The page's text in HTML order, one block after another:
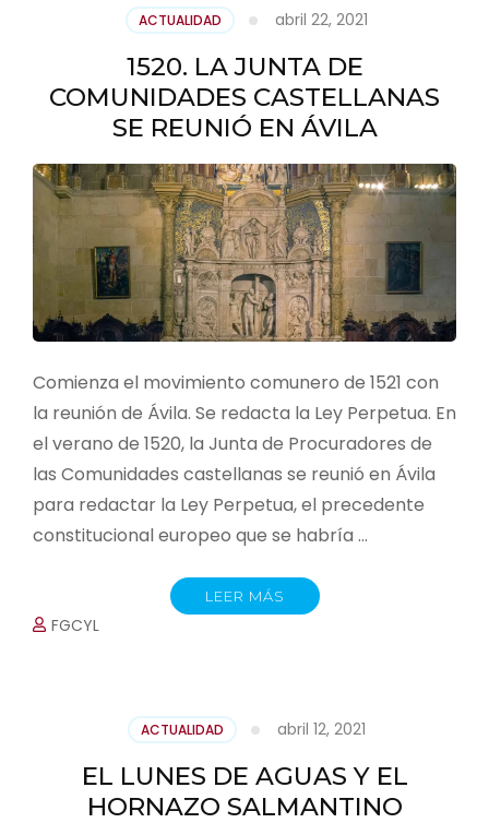
ACTUALIDAD abril 22, 2021
1520. LA JUNTA DE
COMUNIDADES CASTELLANAS
SE REUNIÓ EN ÁVILA
Comienza el movimiento comunero de 1521 con
la reunión de Ávila. Se redacta la Ley Perpetua. En
el verano de 1520, la Junta de Procuradores de
las Comunidades castellanas se reunió en Ávila
para redactar la Ley Perpetua, el precedente
constitucional europeo que se habría …
LEER MÁS
FGCYL
ACTUALIDAD abril 12, 2021
EL LUNES DE AGUAS Y EL
HORNAZO SALMANTINO